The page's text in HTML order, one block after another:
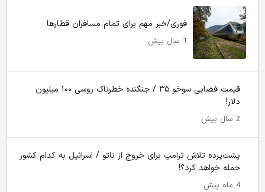
فوری/خبر مهم برای تمام مسافران قطارها
1 سال پیش
قیمت فضایی سوخو ۳۵ / جنگنده خطرناک روسی ۱۰۰ میلیون
دلار!
2 سال پیش
پشت‌پرده تلاش ترامپ برای خروج از ناتو / اسرائیل به کدام کشور
حمله خواهد کرد؟!
4 ماه پیش